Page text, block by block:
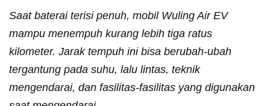
Saat baterai terisi penuh, mobil Wuling Air EV
mampu menempuh kurang lebih tiga ratus
kilometer. Jarak tempuh ini bisa berubah-ubah
tergantung pada suhu, lalu lintas, teknik
mengendarai, dan fasilitas-fasilitas yang digunakan